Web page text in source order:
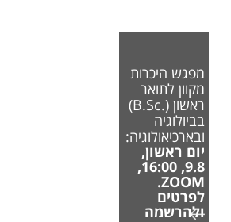
מפגש היכרות
מקוון לתואר
ראשון (.B.Sc)
בביולוגיה
ובארכיאולוגיה:
יום ראשון,
9.8, 16:00,
ZOOM.
לפרטים
ולהרשמה